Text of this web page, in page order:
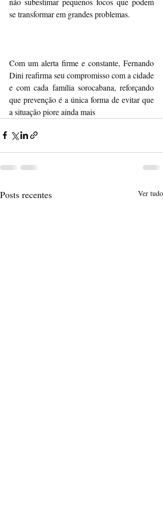
se transformar em grandes problemas.
Com um alerta firme e constante, Fernando
Dini reafirma seu compromisso com a cidade
e com cada família sorocabana, reforçando
que prevenção é a única forma de evitar que
a situação piore ainda mais
Posts recentes Ver tudo